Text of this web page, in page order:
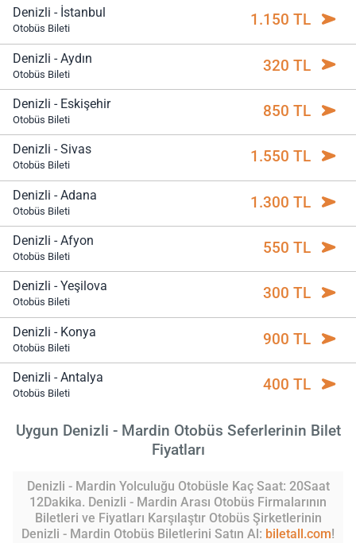
Denizli - İstanbul
Otobüs Bileti 1.150 TL
Denizli - Aydın
Otobüs Bileti 320 TL
Denizli - Eskişehir
Otobüs Bileti 850 TL
Denizli - Sivas
Otobüs Bileti 1.550 TL
Denizli - Adana
Otobüs Bileti 1.300 TL
Denizli - Afyon
Otobüs Bileti 550 TL
Denizli - Yeşilova
Otobüs Bileti 300 TL
Denizli - Konya
Otobüs Bileti 900 TL
Denizli - Antalya
Otobüs Bileti 400 TL
Uygun Denizli - Mardin Otobüs Seferlerinin Bilet
Fiyatları
Denizli - Mardin Yolculuğu Otobüsle Kaç Saat: 20Saat
12Dakika. Denizli - Mardin Arası Otobüs Firmalarının
Biletleri ve Fiyatları Karşılaştır Otobüs Şirketlerinin
Denizli - Mardin Otobüs Biletlerini Satın Al: biletall.com!